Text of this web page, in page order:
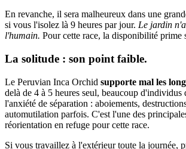
En revanche, il sera malheureux dans une
si vous l'isolez là 9 heures par jour. Le jardin
l'humain. Pour cette race, la disponibilité prime
La solitude : son point faible.
Le Peruvian Inca Orchid supporte mal les
delà de 4 à 5 heures seul, beaucoup d'individus
l'anxiété de séparation : aboiements,
automutilation parfois. C'est l'une des
réorientation en refuge pour cette race.
Si vous travaillez à l'extérieur toute la journée,